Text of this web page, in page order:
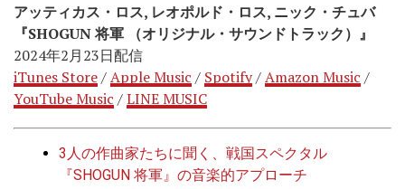
アッティカス・ロス, レオポルド・ロス, ニック・チュバ
『SHOGUN 将軍 （オリジナル・サウンドトラック）』
2024年2月23日配信
iTunes Store/Apple Music / Spotify/Amazon Music /
YouTube Music /LINE MUSIC
3人の作曲家たちに聞く、戦国スペクタル
『SHOGUN 将軍』の音楽的アプローチ